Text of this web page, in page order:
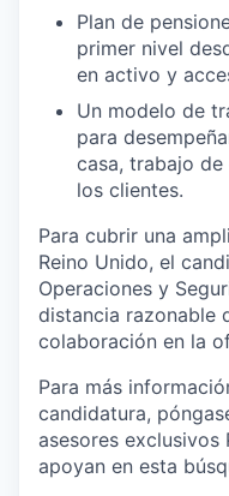
Plan de
primer nivel
en activo y
Un modelo de
para
casa, trabajo
los clientes.
Para cubrir una
Reino Unido, el
Operaciones y
distancia razonable
colaboración en la
Para más
candidatura,
asesores exclusivos
apoyan en esta